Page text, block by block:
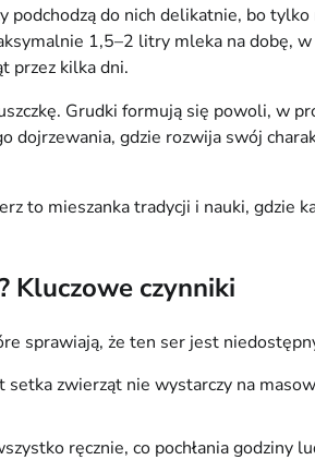
do nich delikatnie, bo
1,5–2 litry mleka na dobę,
przez kilka dni.
Grudki formują się powoli, w
dojrzewania, gdzie rozwija swój
to mieszanka tradycji i nauki, gdzie
Kluczowe czynniki
sprawiają, że ten ser jest
setka zwierząt nie wystarczy na
ręcznie, co pochłania godziny